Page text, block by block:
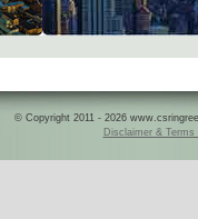
© Copyright 2011 - 2026
Disclaimer & Terms